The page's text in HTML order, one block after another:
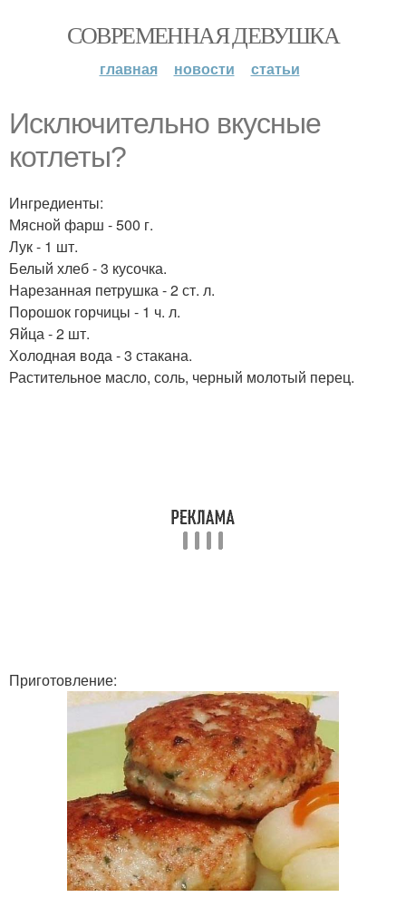
СОВРЕМЕННАЯ ДЕВУШКА
главная новости статьи
Исключительно вкусные
котлеты?
Ингредиенты:
Мясной фарш - 500 г.
Лук - 1 шт.
Белый хлеб - 3 кусочка.
Нарезанная петрушка - 2 ст. л.
Порошок горчицы - 1 ч. л.
Яйца - 2 шт.
Холодная вода - 3 стакана.
Растительное масло, соль, черный молотый перец.
Приготовление: